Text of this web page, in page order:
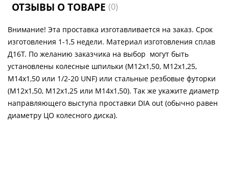
ОТЗЫВЫ О ТОВАРЕ(0)
Внимание! Эта проставка изготавливается на заказ. Срок
изготовления 1-1,5 недели. Материал изготовления сплав
Д16Т. По желанию заказчика на выбор могут быть
установлены колесные шпильки (М12х1,50, М12х1,25,
М14х1,50 или 1/2-20 UNF) или стальные резбовые футорки
(М12х1,50, М12х1,25 или М14х1,50). Так же укажите диаметр
направляющего выступа проставки DIA out (обычно равен
диаметру ЦО колесного диска).